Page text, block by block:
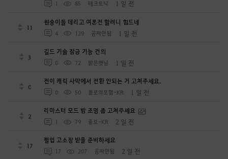
1 85 테크토닉 1 일 전
11
원숭이들 데리고 여론전 할려니 힘드네
4 129 공짜안됨 1 일 전
3
길드 기술 잠금 기능 건의
0 72 밝은햇님 1 일 전
0
전이 캐릭 사막에서 전환 안되는 거 고쳐주세요.
0 50 롤로의모험-KR 1 일 전
2
리마스터 모드 밤 조명 좀 고쳐주세요
1 79 줄보-KR 2 일 전
17
펄업 고소장 받을 준비하세요
17 207 공짜안됨 2 일 전